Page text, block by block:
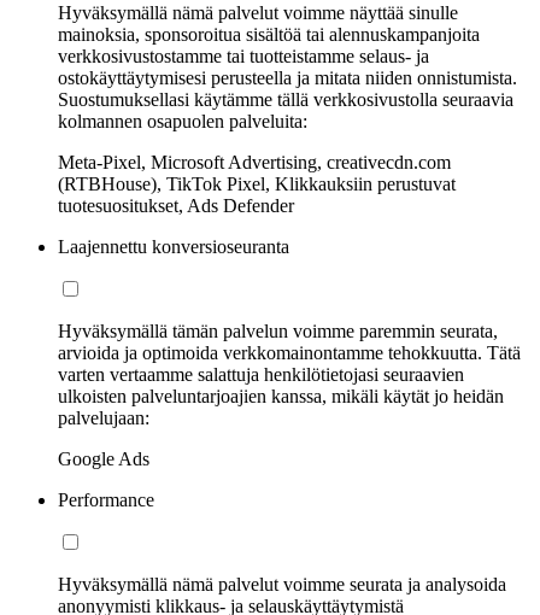
Hyväksymällä nämä palvelut voimme näyttää sinulle
mainoksia, sponsoroitua sisältöä tai alennuskampanjoita
verkkosivustostamme tai tuotteistamme selaus- ja
ostokäyttäytymisesi perusteella ja mitata niiden onnistumista.
Suostumuksellasi käytämme tällä verkkosivustolla seuraavia
kolmannen osapuolen palveluita:
Meta-Pixel, Microsoft Advertising, creativecdn.com
(RTBHouse), TikTok Pixel, Klikkauksiin perustuvat
tuotesuositukset, Ads Defender
Laajennettu konversioseuranta
Hyväksymällä tämän palvelun voimme paremmin seurata,
arvioida ja optimoida verkkomainontamme tehokkuutta. Tätä
varten vertaamme salattuja henkilötietojasi seuraavien
ulkoisten palveluntarjoajien kanssa, mikäli käytät jo heidän
palvelujaan:
Google Ads
Performance
Hyväksymällä nämä palvelut voimme seurata ja analysoida
anonyymisti klikkaus- ja selauskäyttäytymistä